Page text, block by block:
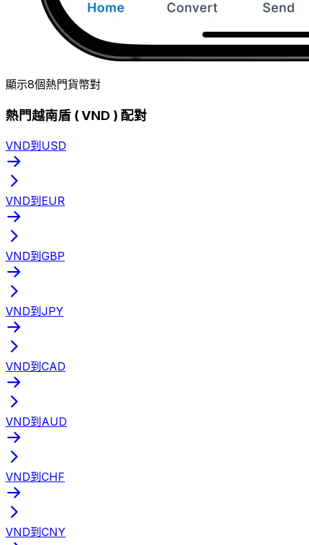
顯示8個熱門貨幣對
熱門越南盾 ( VND ) 配對
VND到USD
VND到EUR
VND到GBP
VND到JPY
VND到CAD
VND到AUD
VND到CHF
VND到CNY